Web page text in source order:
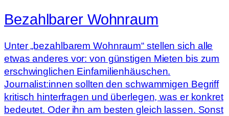
Bezahlbarer Wohnraum
Unter „bezahlbarem Wohnraum“ stellen sich alle
etwas anderes vor: von günstigen Mieten bis zum
erschwinglichen Einfamilienhäuschen.
Journalist:innen sollten den schwammigen Begriff
kritisch hinterfragen und überlegen, was er konkret
bedeutet. Oder ihn am besten gleich lassen. Sonst